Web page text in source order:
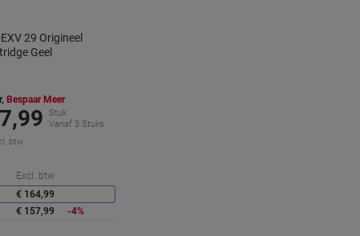
29 Origineel
Geel
Bespaar Meer
Stuk
Vanaf 3 Stuks
btw
Excl. btw
€ 164,99
€ 157,99 -4%